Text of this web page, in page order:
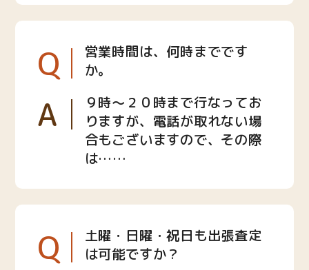
Q
営業時間は、何時までです
か。
A
９時〜２０時まで行なってお
りますが、電話が取れない場
合もございますので、その際
は……
Q
土曜・日曜・祝日も出張査定
は可能ですか？